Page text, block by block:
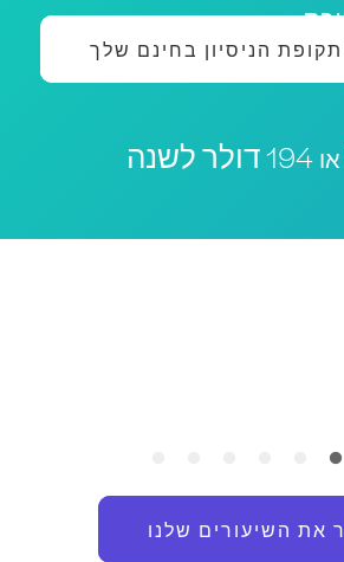
הניסיון בחינם שלך
או194 דולר לשנה
את השיעורים שלנו